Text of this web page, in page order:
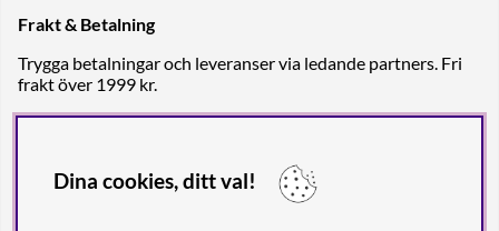
Frakt & Betalning
Trygga betalningar och leveranser via ledande partners. Fri
frakt över 1999 kr.
Dina cookies, ditt val!